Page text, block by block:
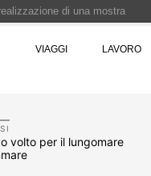
VIAGGI LAVORO
volto per il lungomare
di una mostra
euro